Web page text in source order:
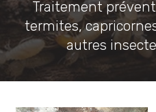
Traitement
termites,
autres